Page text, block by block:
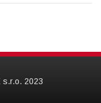
s.r.o. 2023